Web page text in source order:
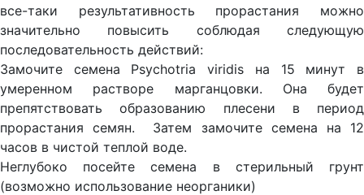
все-таки результативность прорастания можно
значительно повысить соблюдая следующую
последовательность действий:
Замочите семена Psychotria viridis на 15 минут в
умеренном растворе марганцовки. Она будет
препятствовать образованию плесени в период
прорастания семян. Затем замочите семена на 12
часов в чистой теплой воде.
Неглубоко посейте семена в стерильный грунт
(возможно использование неорганики)